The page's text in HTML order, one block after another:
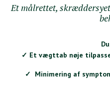
Et målrettet,
✓ Et vægttab nøje
✓ Minimering af